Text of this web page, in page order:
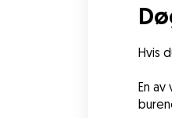
Hvis
En